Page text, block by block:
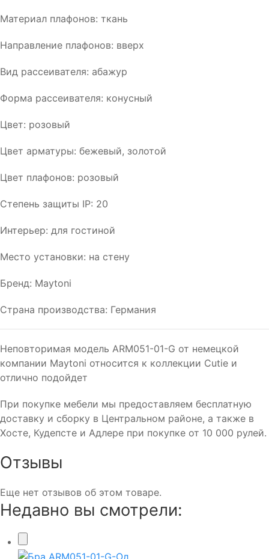
Материал плафонов: ткань
Направление плафонов: вверх
Вид рассеивателя: абажур
Форма рассеивателя: конусный
Цвет: розовый
Цвет арматуры: бежевый, золотой
Цвет плафонов: розовый
Степень защиты IP: 20
Интерьер: для гостиной
Место установки: на стену
Бренд: Maytoni
Страна производства: Германия
Неповторимая модель ARM051-01-G от немецкой
компании Maytoni относится к коллекции Сutie и
отлично подойдет
При покупке мебели мы предоставляем бесплатную
доставку и сборку в Центральном районе, а также в
Хосте, Кудепсте и Адлере при покупке от 10 000 рулей.
Отзывы
Еще нет отзывов об этом товаре.
Недавно вы смотрели: